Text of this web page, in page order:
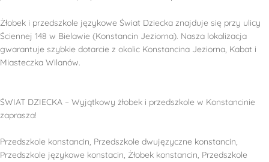
Żłobek i przedszkole językowe Świat Dziecka znajduje się przy ulicy
Ściennej 148 w Bielawie (Konstancin Jeziorna). Nasza lokalizacja
gwarantuje szybkie dotarcie z okolic Konstancina Jeziorna, Kabat i
Miasteczka Wilanów.
ŚWIAT DZIECKA – Wyjątkowy żłobek i przedszkole w Konstancinie
zaprasza!
Przedszkole konstancin, Przedszkole dwujęzyczne konstancin,
Przedszkole językowe konstacin, Żłobek konstancin, Przedszkole